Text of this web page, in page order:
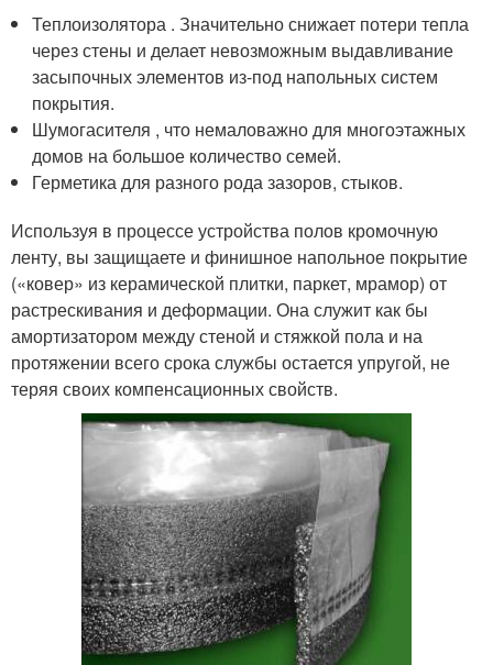
Теплоизолятора . Значительно снижает потери тепла
через стены и делает невозможным выдавливание
засыпочных элементов из-под напольных систем
покрытия.
Шумогасителя , что немаловажно для многоэтажных
домов на большое количество семей.
Герметика для разного рода зазоров, стыков.
Используя в процессе устройства полов кромочную
ленту, вы защищаете и финишное напольное покрытие
(«ковер» из керамической плитки, паркет, мрамор) от
растрескивания и деформации. Она служит как бы
амортизатором между стеной и стяжкой пола и на
протяжении всего срока службы остается упругой, не
теряя своих компенсационных свойств.